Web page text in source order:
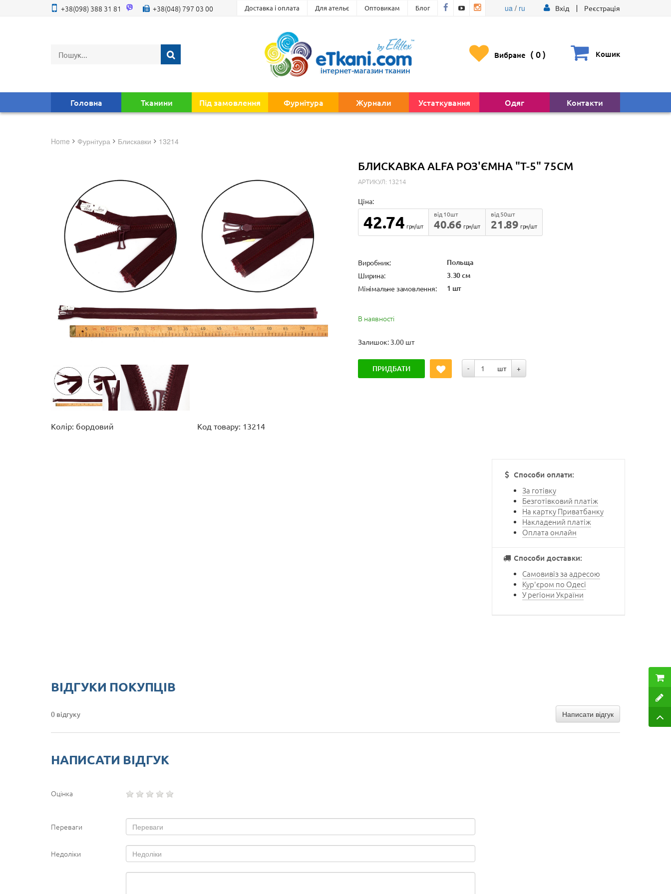
+38(098) 388 31 81 +38(048) 797 03 00 Доставка і оплата Для ательє Оптовикам Блог ua/ ru Вхід Реєстрація
Вибране ( 0) Кошик
Головна Тканини Під замовлення Фурнітура Журнали Устаткування Одяг Контакти
Home фурнітура блискавки 13214
Колір: бордовий Код товару: 13214
БЛИСКАВКА ALFA РОЗ'ЄМНА "Т-5" 75СМ
АРТИКУЛ: 13214
Ціна:
42.74 грн/шт 40.66
від 10шт
грн/шт
21.89
від 50шт
грн/шт
Виробник: Польща
Ширина: 3.30 см
Мінімальне замовлення: 1 шт
В наявності
Залишок: 3.00 шт
ПРИДБАТИ - шт +
Способи оплати:
За готівку
Безготівковий платіж
На картку Приватбанку
Накладений платіж
Оплата онлайн
Способи доставки:
Самовивіз за адресою
Кур'єром по Одесі
У регіони України
ВІДГУКИ ПОКУПЦІВ
0 відгуку Написати відгук
НАПИСАТИ ВІДГУК
Оцінка
Переваги
Недоліки